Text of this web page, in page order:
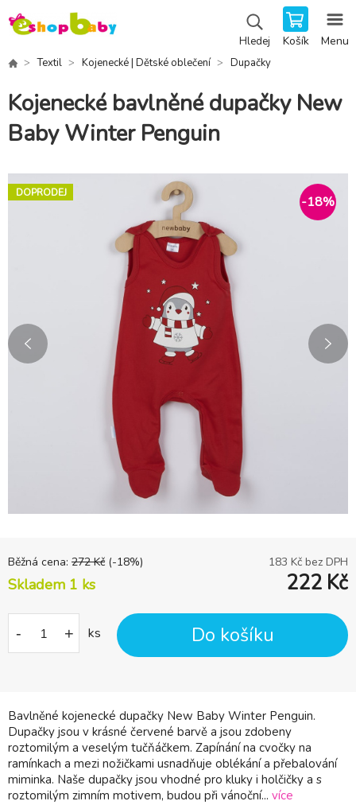
Hledej Košík Menu
Textil Kojenecké | Dětské oblečení Dupačky
Kojenecké bavlněné dupačky New
Baby Winter Penguin
DOPRODEJ
-18%
Bavlněné kojenecké dupačky New Baby Winter Penguin.
Dupačky jsou v krásné červené barvě a jsou zdobeny
roztomilým a veselým tučňáčkem. Zapínání na cvočky na
ramínkach a mezi nožičkami usnadňuje oblékání a přebalování
miminka. Naše dupačky jsou vhodné pro kluky i holčičky a s
roztomilým zimním motivem, budou při vánoční... více
Běžná cena: 272 Kč (-18%) 183 Kč bez DPH
Skladem 1 ks 222 Kč
- + ks Do košíku